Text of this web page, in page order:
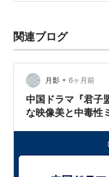
関連ブログ
月影 • 6ヶ月前
中国ドラマ『君子
な映像美と中毒性